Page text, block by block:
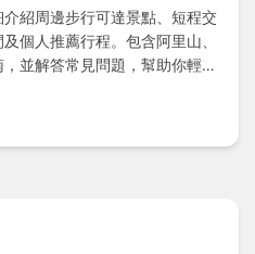
紹周邊步行可達景點、短程交
個人推薦行程。包含阿里山、
並解答常見問題，幫助你輕鬆